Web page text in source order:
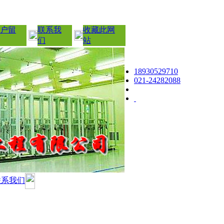
留
联系我
们
收藏此网
站
我们
18930529710
021-24282088